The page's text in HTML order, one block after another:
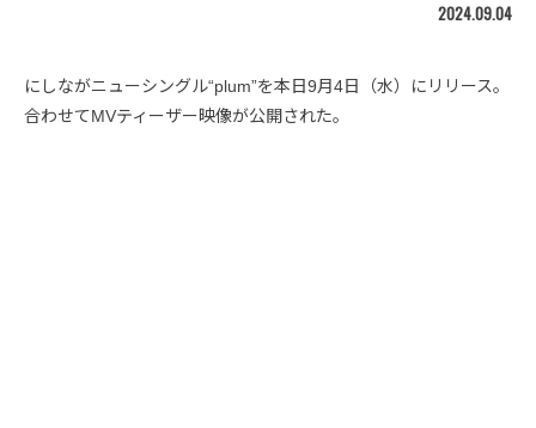
2024.09.04
にしながニューシングル“plum”を本日9月4日（水）にリリース。
合わせてMVティーザー映像が公開された。